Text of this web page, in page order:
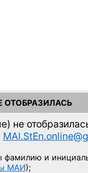
ОТОБРАЗИЛАСЬ
не
фамилию и
МАИ);